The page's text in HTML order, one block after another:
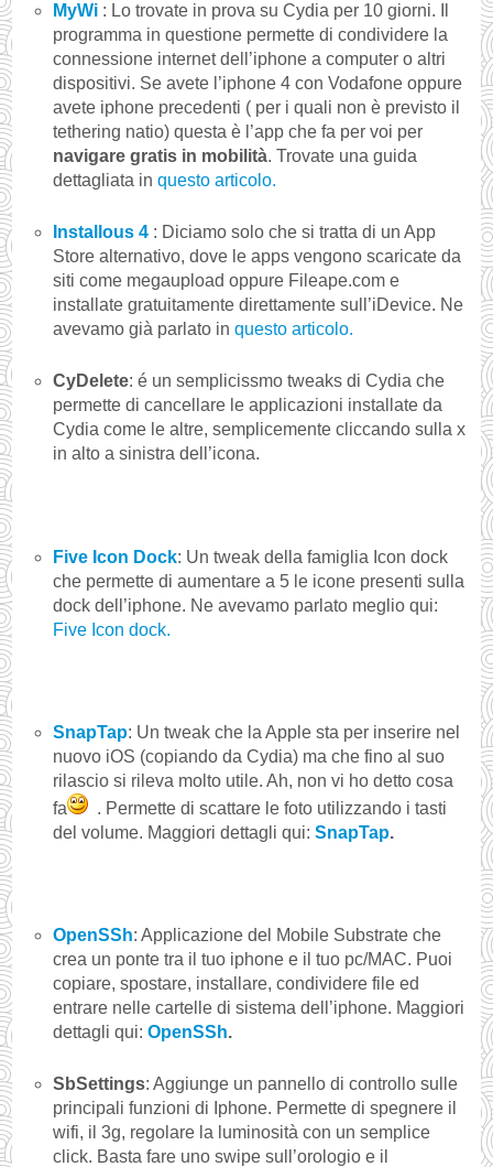
MyWi: Lo trovate in prova su Cydia per 10 giorni. Il
programma in questione permette di condividere la
connessione internet dell’iphone a computer o altri
dispositivi. Se avete l’iphone 4 con Vodafone oppure
avete iphone precedenti ( per i quali non è previsto il
tethering natio) questa è l’app che fa per voi per
navigare gratis in mobilità. Trovate una guida
dettagliata in questo articolo.
Installous 4: Diciamo solo che si tratta di un App
Store alternativo, dove le apps vengono scaricate da
siti come megaupload oppure Fileape.com e
installate gratuitamente direttamente sull’iDevice. Ne
avevamo già parlato in questo articolo.
CyDelete: é un semplicissmo tweaks di Cydia che
permette di cancellare le applicazioni installate da
Cydia come le altre, semplicemente cliccando sulla x
in alto a sinistra dell’icona.
Five Icon Dock: Un tweak della famiglia Icon dock
che permette di aumentare a 5 le icone presenti sulla
dock dell’iphone. Ne avevamo parlato meglio qui:
Five Icon dock.
SnapTap: Un tweak che la Apple sta per inserire nel
nuovo iOS (copiando da Cydia) ma che fino al suo
rilascio si rileva molto utile. Ah, non vi ho detto cosa
fa
. Permette di scattare le foto utilizzando i tasti
del volume. Maggiori dettagli qui: SnapTap.
OpenSSh: Applicazione del Mobile Substrate che
crea un ponte tra il tuo iphone e il tuo pc/MAC. Puoi
copiare, spostare, installare, condividere file ed
entrare nelle cartelle di sistema dell’iphone. Maggiori
dettagli qui: OpenSSh.
SbSettings: Aggiunge un pannello di controllo sulle
principali funzioni di Iphone. Permette di spegnere il
wifi, il 3g, regolare la luminosità con un semplice
click. Basta fare uno swipe sull’orologio e il